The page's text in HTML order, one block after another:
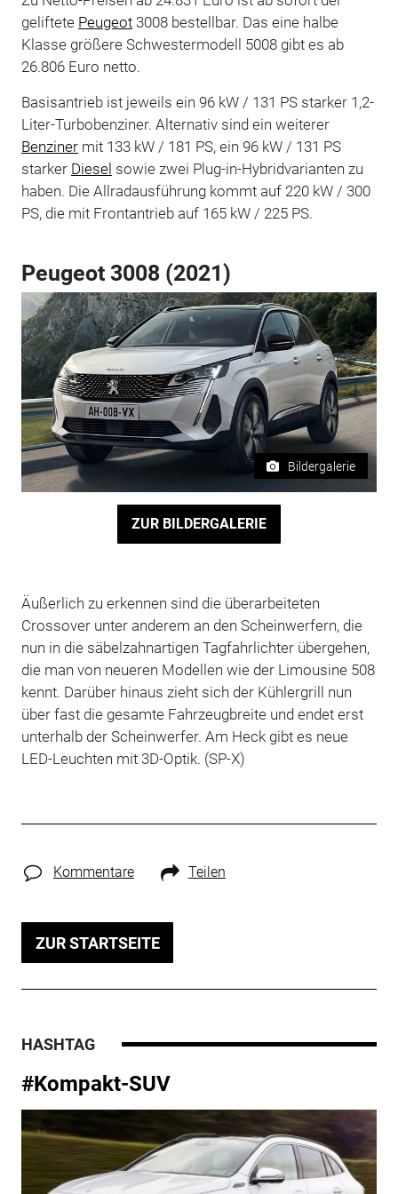
geliftete Peugeot3008 bestellbar. Das eine halbe
Klasse größere Schwestermodell 5008 gibt es ab
26.806 Euro netto.
Basisantrieb ist jeweils ein 96 kW / 131 PS starker 1,2-
Liter-Turbobenziner. Alternativ sind ein weiterer
Benzinermit 133 kW / 181 PS, ein 96 kW / 131 PS
starker Diesel sowie zwei Plug-in-Hybridvarianten zu
haben. Die Allradausführung kommt auf 220 kW / 300
PS, die mit Frontantrieb auf 165 kW / 225 PS.
Peugeot 3008 (2021)
Bildergalerie
ZUR BILDERGALERIE
Äußerlich zu erkennen sind die überarbeiteten
Crossover unter anderem an den Scheinwerfern, die
nun in die säbelzahnartigen Tagfahrlichter übergehen,
die man von neueren Modellen wie der Limousine 508
kennt. Darüber hinaus zieht sich der Kühlergrill nun
über fast die gesamte Fahrzeugbreite und endet erst
unterhalb der Scheinwerfer. Am Heck gibt es neue
LED-Leuchten mit 3D-Optik. (SP-X)
Kommentare Teilen
ZUR STARTSEITE
HASHTAG
#Kompakt-SUV